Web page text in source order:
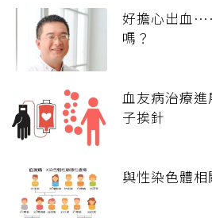
好擔心出血
嗎？
血友病治療
子挨針
與性染色體